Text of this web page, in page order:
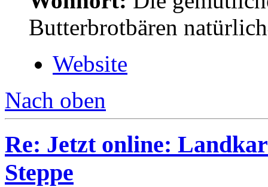
Butterbrotbären
Website
Nach oben
Re: Jetzt online:
Steppe